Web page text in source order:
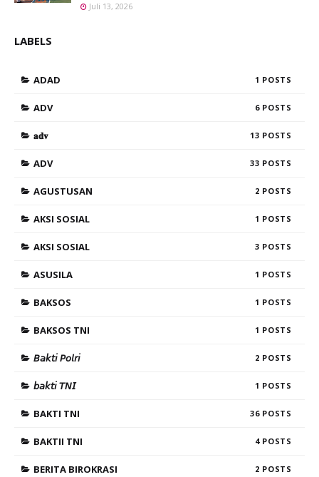
Juli 13, 2026
LABELS
ADAD 1
ADV 6
𝐚𝐝𝐯 13
ADV 33
AGUSTUSAN 2
AKSI SOSIAL 1
AKSI SOSIAL 3
ASUSILA 1
BAKSOS 1
BAKSOS TNI 1
𝘉𝘢𝘬𝘵𝘪 𝘗𝘰𝘭𝘳𝘪 2
𝘣𝘢𝘬𝘵𝘪 𝘛𝘕𝘐 1
BAKTI TNI 36
BAKTII TNI 4
BERITA BIROKRASI 2